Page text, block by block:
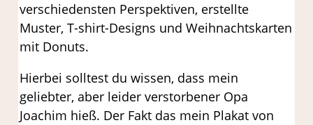
verschiedensten Perspektiven, erstellte
Muster, T-shirt-Designs und Weihnachtskarten
mit Donuts.
Hierbei solltest du wissen, dass mein
geliebter, aber leider verstorbener Opa
Joachim hieß. Der Fakt das mein Plakat von